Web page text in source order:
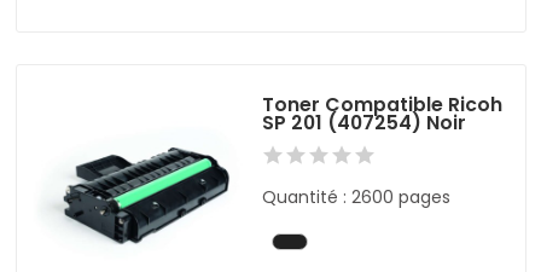
Toner Compatible Ricoh
SP 201 (407254) Noir
Quantité : 2600 pages